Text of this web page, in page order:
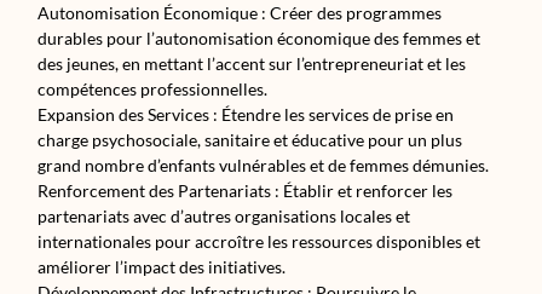
Autonomisation Économique : Créer des programmes
durables pour l’autonomisation économique des femmes et
des jeunes, en mettant l’accent sur l’entrepreneuriat et les
compétences professionnelles.
Expansion des Services : Étendre les services de prise en
charge psychosociale, sanitaire et éducative pour un plus
grand nombre d’enfants vulnérables et de femmes démunies.
Renforcement des Partenariats : Établir et renforcer les
partenariats avec d’autres organisations locales et
internationales pour accroître les ressources disponibles et
améliorer l’impact des initiatives.